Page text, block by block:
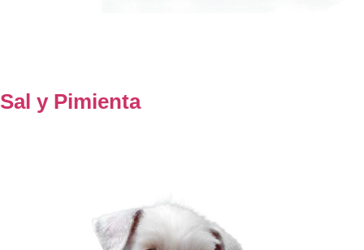
Sal y Pimienta